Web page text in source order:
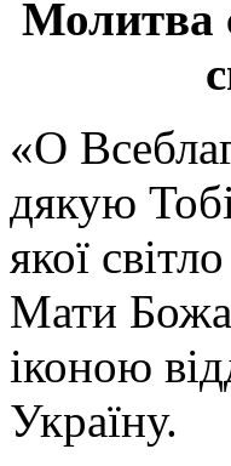
Молитва
«О
дякую
якої
Мати
іконою
Україну.